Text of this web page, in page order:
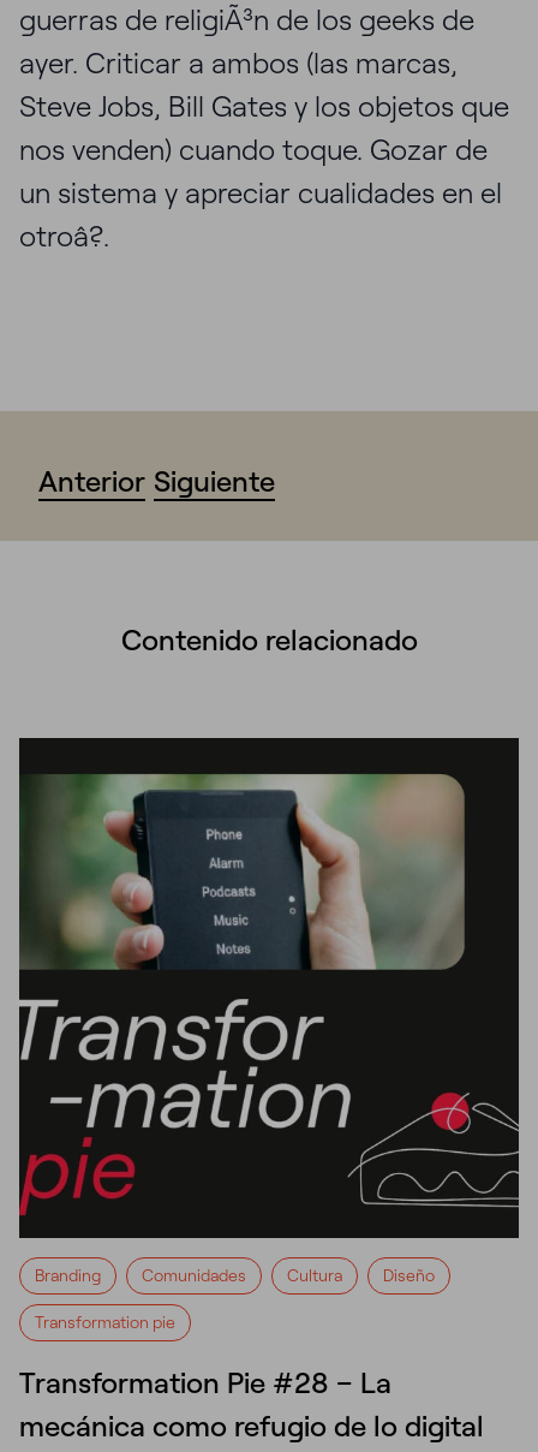
guerras de religiÃ³n de los geeks de
ayer. Criticar a ambos (las marcas,
Steve Jobs, Bill Gates y los objetos que
nos venden) cuando toque. Gozar de
un sistema y apreciar cualidades en el
otroâ?.
Anterior Siguiente
Contenido relacionado
Branding Comunidades Cultura Diseño
Transformation pie
Transformation Pie #28 – La
mecánica como refugio de lo digital